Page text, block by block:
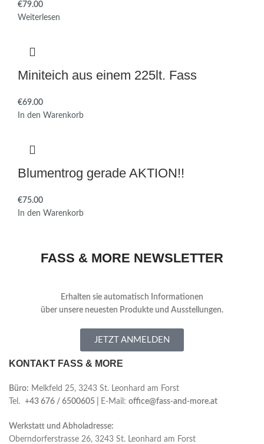
€
Weiterlesen
Miniteich aus einem 225lt. Fass
€
In den Warenkorb
Blumentrog gerade AKTION!!
€
In den Warenkorb
FASS & MORE NEWSLETTER
Erhalten sie automatisch Informationen
über unsere neuesten Produkte und Ausstellungen.
JETZT ANMELDEN
KONTAKT FASS & MORE
Büro: Melkfeld 25, 3243 St. Leonhard am Forst
Tel. +43 676 / 6500605 | E-Mail: office@fass-and-more.at
Werkstatt und Abholadresse:
Oberndorferstrasse 26, 3243 St. Leonhard am Forst